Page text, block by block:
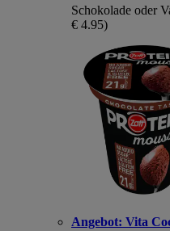
Schokolade oder
€ 4.95)
Angebot: Vita